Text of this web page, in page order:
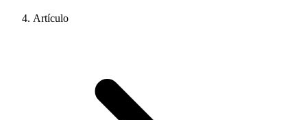
Artículo